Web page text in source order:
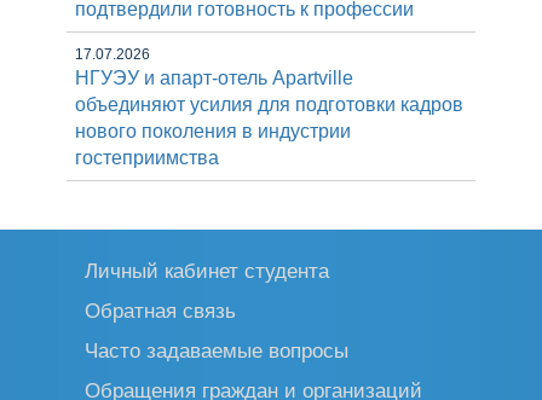
подтвердили готовность к профессии
17.07.2026
НГУЭУ и апарт-отель Apartville
объединяют усилия для подготовки кадров
нового поколения в индустрии
гостеприимства
Личный кабинет студента
Обратная связь
Часто задаваемые вопросы
Обращения граждан и организаций